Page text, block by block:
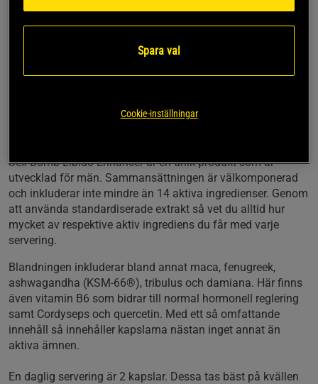
utvalda örter och extrakt. Ingredienserna håller hög
extrakt. Tas bäst på kvällen innan läggdags.
Maca, tribulus, fenugreek och mycket mer
Sex Bomb Libido Enhancer är en unik produkt som är
utvecklad för män. Sammansättningen är välkomponerad
och inkluderar inte mindre än 14 aktiva ingredienser. Genom
att använda standardiserade extrakt så vet du alltid hur
mycket av respektive aktiv ingrediens du får med varje
servering.
Blandningen inkluderar bland annat maca, fenugreek,
ashwagandha (KSM-66®), tribulus och damiana. Här finns
även vitamin B6 som bidrar till normal hormonell reglering
samt Cordyseps och quercetin. Med ett så omfattande
innehåll så innehåller kapslarna nästan inget annat än
aktiva ämnen.
En daglig servering är 2 kapslar. Dessa tas bäst på kvällen
Spara val
Cookie-inställningar